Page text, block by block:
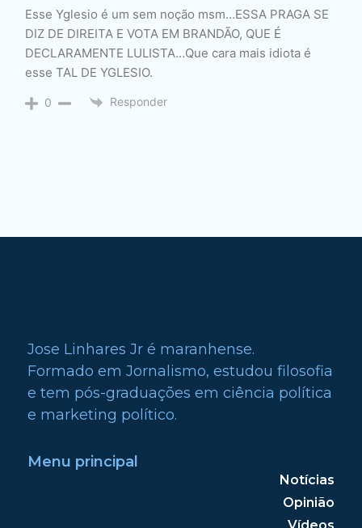
Esse Yglesio é um sem noção msm…ESSA PRAGA SE
DIZ DE DIREITA E VOTA EM BRANDÃO, QUE É
DECLARAMENTE LULISTA…Que cara mais idiota é
esse TAL DE YGLESIO.
0 Responder
Jose Linhares Jr é maranhense.
Formado em Jornalismo, estudou filosofia
e tem pós-graduações em ciência política
e marketing político.
Menu principal
Notícias
Opinião